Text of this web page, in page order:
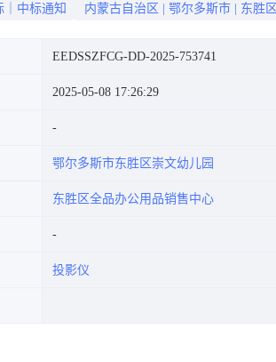
｜中标通知 内蒙古自治区 鄂尔多斯市 东胜
EEDSSZFCG-DD-2025-753741
2025-05-08 17:26:29
鄂尔多斯市东胜区崇文幼儿园
东胜区全品办公用品销售中心
投影仪